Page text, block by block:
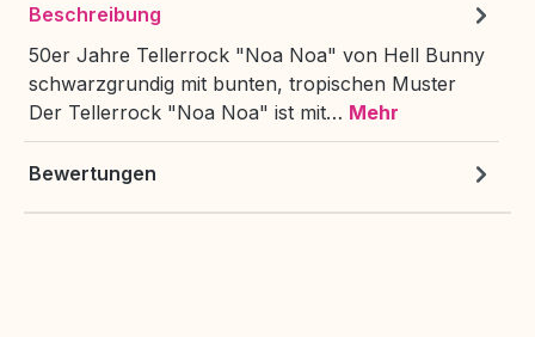
Beschreibung
50er Jahre Tellerrock "Noa Noa" von Hell Bunny
schwarzgrundig mit bunten, tropischen Muster
Der Tellerrock "Noa Noa" ist mit… Mehr
Bewertungen